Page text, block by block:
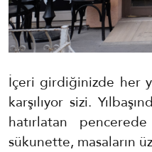
İçeri girdiğinizde her
karşılıyor sizi.
hatırlatan
sükunette, masaların